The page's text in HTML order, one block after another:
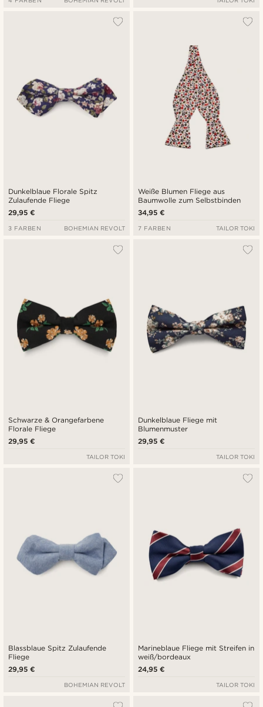
Dunkelblaue Florale Spitz
Zulaufende Fliege
29,95 €
3 FARBEN BOHEMIAN REVOLT
Weiße Blumen Fliege aus
Baumwolle zum Selbstbinden
34,95 €
7 FARBEN TAILOR TOKI
Schwarze & Orangefarbene
Florale Fliege
29,95 €
TAILOR TOKI
Dunkelblaue Fliege mit
Blumenmuster
29,95 €
TAILOR TOKI
Blassblaue Spitz Zulaufende
Fliege
29,95 €
BOHEMIAN REVOLT
Marineblaue Fliege mit Streifen in
weiß/bordeaux
24,95 €
TAILOR TOKI